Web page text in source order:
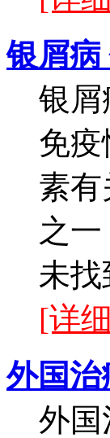
银屑病
银屑
免
素
之
未
[详
外国治
外国